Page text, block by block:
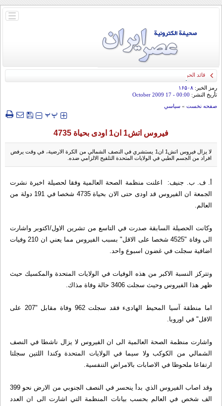
باز
قائد الحرس الثوري: إيران ستدمر أمريكا وإسرائيل والسعودية إذا تجاوزت خطوط طهران
الحمراء
رمز الخبر: ۱۶۵۰۸
تأريخ النشر: 00:00
- 17 October 2009
صفحه نخست » سياسي
‍‍‍ پپ
فيروس اتش1 ان1 اودى بحياة 4735
لا يزال فيروس اتش1 ان1 يستشري في النصف الشمالي من الكرة الارضية، في وقت يرفض
افراد من الجسم الطبي في الولايات المتحدة التلقيح الالزامي ضده.
أ. ف. ب. جنيف: اعلنت منظمة الصحة العالمية وفقا لحصيلة اخيرة نشرت
الجمعة ان الفيروس قد اودى حتى الان بحياة 4735 شخصا في 191 دولة من
العالم.
وكانت الحصيلة السابقة صدرت في التاسع من تشرين الاول/اكتوبر واشارت
الى وفاة "4525 شخصا على الاقل" بسبب الفيروس مما يعني ان 210 وفيات
اضافية سجلت في غضون اسبوع واحد.
وتتركز النسبة الاكبر من هذه الوفيات في الولايات المتحدة والمكسيك حيث
ظهر هذا الفيروس وحيث سجلت 3406 حالة وفاة مذاك.
اما منطقة آسيا المحيط الهادىء فقد سجلت 962 وفاة مقابل "207 على
الاقل" في اوروبا.
واشارت منظمة الصحة العالمية الى ان الفيروس لا يزال ناشطا في النصف
الشمالي من الكوكب ولا سيما في الولايات المتحدة وكندا اللتين سجلتا
ارتفاعا ملحوظا في الاصابات بالامراض التنفسية.
وقد اصاب الفيروس الذي بدأ ينحسر في النصف الجنوبي من الارض نحو 399
الف شخص في العالم بحسب بيانات المنظمة التي اشارت الى ان العدد